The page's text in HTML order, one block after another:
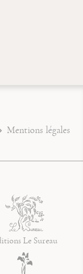
Mentions légales
Le Sureau